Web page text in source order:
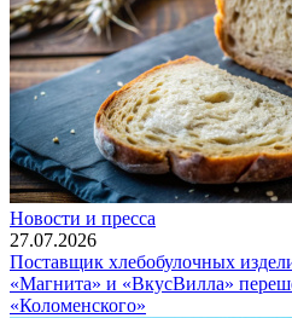
Новости и пресса
27.07.2026
Поставщик хлебобулочных
«Магнита» и «ВкусВилла»
«Коломенского»